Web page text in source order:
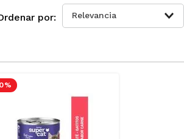
Relevancia
%